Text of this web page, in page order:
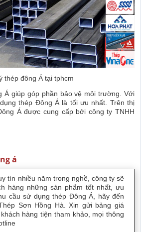
thép đông Á tại tphcm
Á giúp góp phần bảo vệ môi trường. Với
thép Đông Á là tối ưu nhất. Trên thị
Á được cung cấp bởi công ty TNHH
á
tín nhiều năm trong nghề, công ty sẽ
hàng những sản phẩm tốt nhất, ưu
cầu sử dụng thép Đông Á, hãy đến
Sơn Hồng Hà. Xin gửi bảng giá
hàng tiện tham khảo, mọi thông